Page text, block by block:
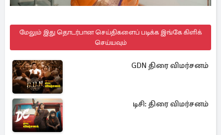
மேலும் இது தொடர்பான செய்திகளைப் படிக்க இங்கே கிளிக்
செய்யவும்
GDN திரை விமர்சனம்
டிசி: திரை விமர்சனம்